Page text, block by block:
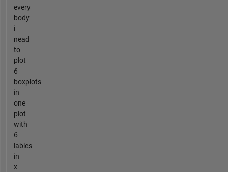
every
body
i
nead
to
plot
6
boxplots
in
one
plot
with
6
lables
in
x